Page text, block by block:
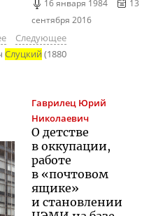
16 января 1984
13
сентября 2016
Следующее
Слуцкий (1880
Гаврилец Юрий
Николаевич
О детстве
в оккупации,
работе
в «почтовом
ящике»
и становлении